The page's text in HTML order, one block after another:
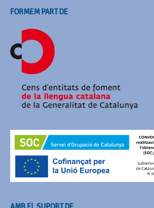
FORMEM PART DE